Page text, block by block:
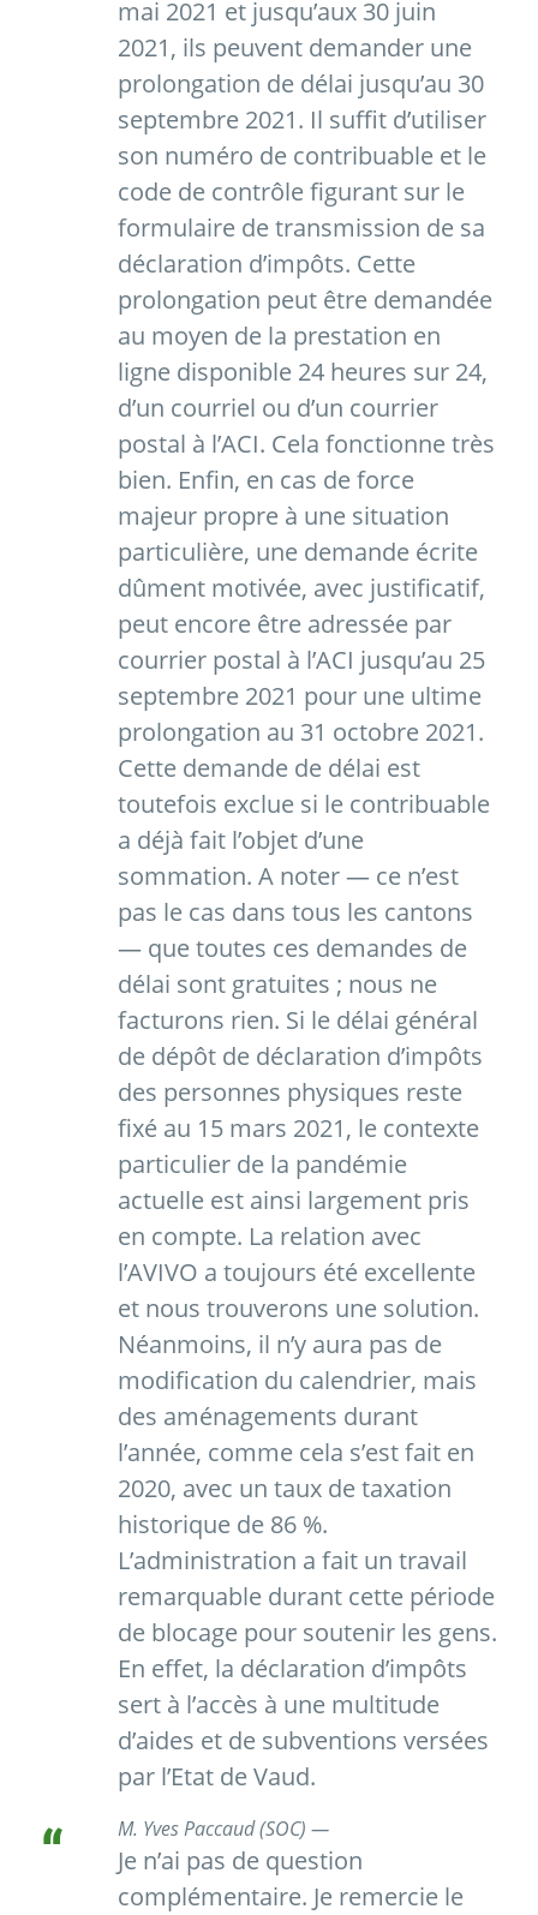
mai 2021 et jusqu’aux 30 juin
2021, ils peuvent demander une
prolongation de délai jusqu’au 30
septembre 2021. Il suffit d’utiliser
son numéro de contribuable et le
code de contrôle figurant sur le
formulaire de transmission de sa
déclaration d’impôts. Cette
prolongation peut être demandée
au moyen de la prestation en
ligne disponible 24 heures sur 24,
d’un courriel ou d’un courrier
postal à l’ACI. Cela fonctionne très
bien. Enfin, en cas de force
majeur propre à une situation
particulière, une demande écrite
dûment motivée, avec justificatif,
peut encore être adressée par
courrier postal à l’ACI jusqu’au 25
septembre 2021 pour une ultime
prolongation au 31 octobre 2021.
Cette demande de délai est
toutefois exclue si le contribuable
a déjà fait l’objet d’une
sommation. A noter — ce n’est
pas le cas dans tous les cantons
— que toutes ces demandes de
délai sont gratuites ; nous ne
facturons rien. Si le délai général
de dépôt de déclaration d’impôts
des personnes physiques reste
fixé au 15 mars 2021, le contexte
particulier de la pandémie
actuelle est ainsi largement pris
en compte. La relation avec
l’AVIVO a toujours été excellente
et nous trouverons une solution.
Néanmoins, il n’y aura pas de
modification du calendrier, mais
des aménagements durant
l’année, comme cela s’est fait en
2020, avec un taux de taxation
historique de 86 %.
L’administration a fait un travail
remarquable durant cette période
de blocage pour soutenir les gens.
En effet, la déclaration d’impôts
sert à l’accès à une multitude
d’aides et de subventions versées
par l’Etat de Vaud.
M. Yves Paccaud (SOC) —
Je n’ai pas de question
complémentaire. Je remercie le